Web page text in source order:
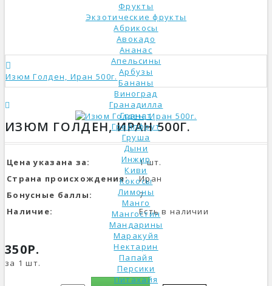
Фрукты
Экзотические фрукты
Абрикосы
Авокадо
Ананас
Апельсины
Арбузы
Бананы
Виноград
Гранадилла
Гранат
Грейпфрут
Груша
Дыни
Инжир
Киви
Кокосы
Лимоны
Манго
Мангостин
Мандарины
Маракуйя
Нектарин
Папайя
Персики
Питахайя
Изюм Голден, Иран 500г.
ИЗЮМ ГОЛДЕН, ИРАН 500Г.
Цена указана за:
1 шт.
Страна происхождения:
Иран
Бонусные баллы:
7
Наличие:
Есть в наличии
350Р.
за 1 шт.